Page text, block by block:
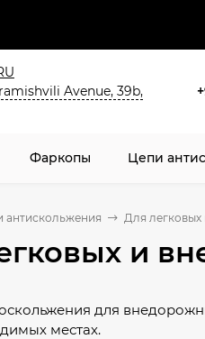
Avenue, 39b,
Фаркопы Цепи
антискольжения Для
и
для
местах.